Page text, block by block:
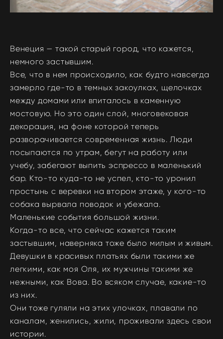
Венеция — такой старый город, что кажется,
немного застывшим.
Все, что в нем происходило, как будто навсегда
замерло где-то в темных закоулках, щелочках
между домами или впиталось в каменную
мостовую. Но это один слой, многовековая
декорация, на фоне которой теперь
разворачивается современная жизнь. Люди
посыпаются по утрам, бегут на работу или
учебу, забегают выпить эспрессо в маленький
бар. Кто-то куда-то не успел, кто-то уронил
простынь с веревки на втором этаже, у кого-то
собака вырвала поводок и убежала.
Маленькие события большой жизни.
Когда-то все, что сейчас кажется таким
застывшим, наверняка тоже было милым и живым.
Девушки в красивых платьях были такими же
легкими, как моя Оля, их мужчины такими же
нежными, как Вова. Во всяком случае, какие-то
из них.
Они тоже гуляли на этих улочках, плавали по
каналам, женились, жили, проживали здесь свои
истории.